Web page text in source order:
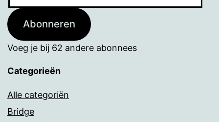
Abonneren
Voeg je bij 62 andere abonnees
Categorieën
Alle categoriën
Bridge